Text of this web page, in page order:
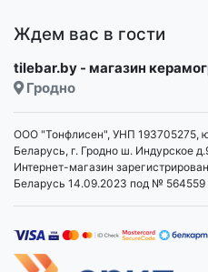
Ждем вас в гости
tilebar.by - магазин
Гродно
ООО "Тонфлисен", УНП 193705275,
Беларусь, г. Гродно ш. Индурское
Интернет-магазин
Беларусь 14.09.2023 под № 564559